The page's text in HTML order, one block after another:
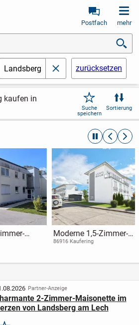
Postfach mehr
Landsberg schließenzurücksetzen
kaufen in
Suche
speichern
Sortierung
automatische
Moderne 1,5-Zimmer-
Wohnung mit großzügiger
86916 Kaufering
Partner-Anzeige
2-Zimmer-Maisonette im
von Landsberg am Lech